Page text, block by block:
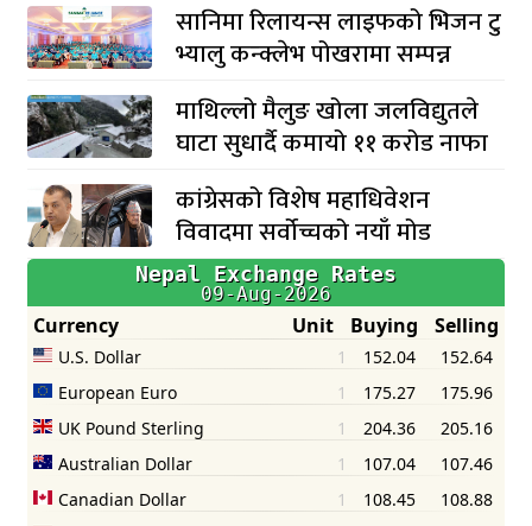
सानिमा रिलायन्स लाइफको भिजन टु
भ्यालु कन्क्लेभ पोखरामा सम्पन्न
माथिल्लो मैलुङ खोला जलविद्युतले
घाटा सुधार्दै कमायो ११ करोड नाफा
कांग्रेसको विशेष महाधिवेशन
विवादमा सर्वोच्चको नयाँ मोड